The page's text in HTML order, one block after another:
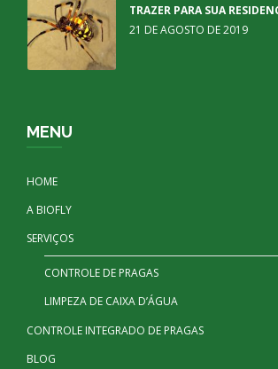
TRAZER PARA SUA
21 DE AGOSTO DE 2019
MENU
HOME
A BIOFLY
SERVIÇOS
CONTROLE DE PRAGAS
LIMPEZA DE CAIXA D’ÁGUA
CONTROLE INTEGRADO DE PRAGAS
BLOG